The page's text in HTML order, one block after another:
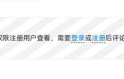
限注册用户查看，需要登录或注册后评